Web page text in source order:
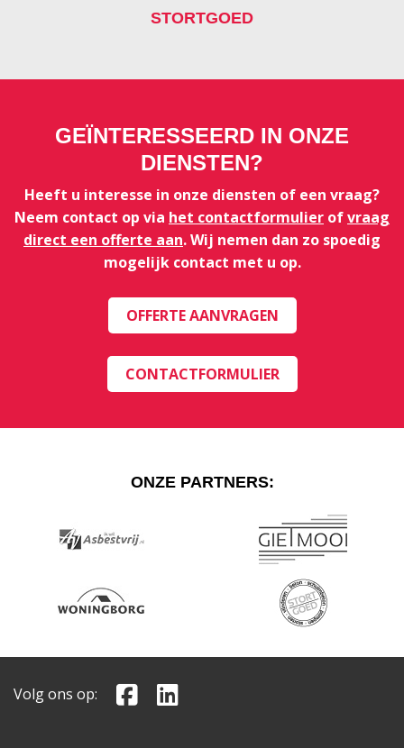
STORTGOED
GEÏNTERESSEERD IN ONZE
DIENSTEN?
Heeft u interesse in onze diensten of een vraag?
Neem contact op via het contactformulier ofvraag
direct een offerte aan. Wij nemen dan zo spoedig
mogelijk contact met u op.
OFFERTE AANVRAGEN
CONTACTFORMULIER
ONZE PARTNERS:
Volg ons op: